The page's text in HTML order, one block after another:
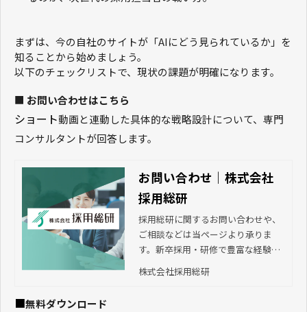
まずは、今の自社のサイトが「AIにどう見られているか」を
知ることから始めましょう。
以下のチェックリストで、現状の課題が明確になります。
■ お問い合わせはこちら
ショート動画と連動した具体的な戦略設計について、専門
コンサルタントが回答します。
お問い合わせ｜株式会社
採用総研
採用総研に関するお問い合わせや、
ご相談などは当ページより承りま
す。新卒採用・研修で豊富な経験を
や採用手法のご提案から、採用業務
株式会社採用総研
■無料ダウンロード